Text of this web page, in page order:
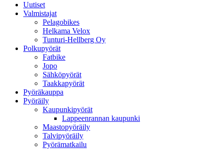
Uutiset
Valmistajat
Pelagobikes
Helkama Velox
Tunturi-Hellberg Oy
Polkupyörät
Fatbike
Jopo
Sähköpyörät
Taakkapyörät
Pyöräkauppa
Pyöräily
Kaupunkipyörät
Lappeenrannan kaupunki
Maastopyöräily
Talvipyöräily
Pyörämatkailu